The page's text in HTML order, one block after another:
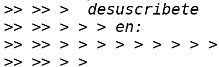
>>
>>
>>
>>